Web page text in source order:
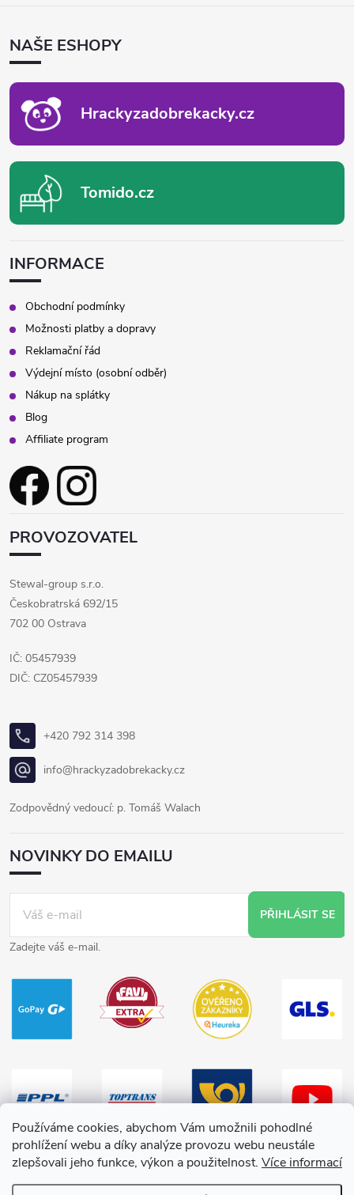
Používáme cookies, abychom Vám umožnili pohodlné
prohlížení webu a díky analýze provozu webu neustále
zlepšovali jeho funkce, výkon a použitelnost. Více informací
ANAŠE ESHOPY
Hrackyzadobrekacky.cz
Tomido.cz
INFORMACE
Obchodní podmínky
Možnosti platby a dopravy
Reklamační řád
Výdejní místo (osobní odběr)
Nákup na splátky
Blog
Affiliate program
PROVOZOVATEL
Stewal-group s.r.o.
Českobratrská 692/15
702 00 Ostrava
IČ: 05457939
DIČ: CZ05457939
+420 792 314 398
info@hrackyzadobrekacky.cz
Zodpovědný vedoucí: p. Tomáš Walach
NOVINKY DO EMAILU
PŘIHLÁSIT SE
Zadejte váš e-mail.